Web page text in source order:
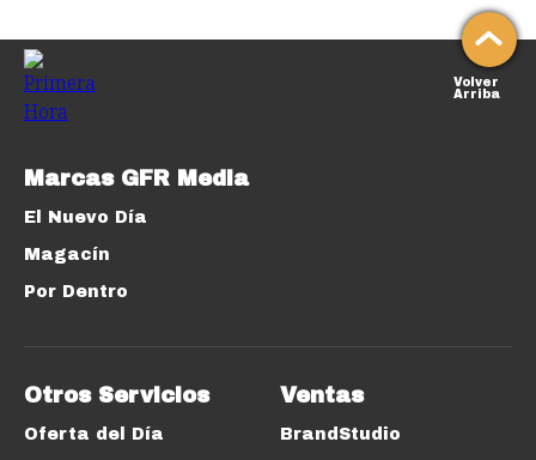
Volver
Arriba
Marcas GFR Media
El Nuevo Día
Magacín
Por Dentro
Otros Servicios
Oferta del Día
Ventas
BrandStudio